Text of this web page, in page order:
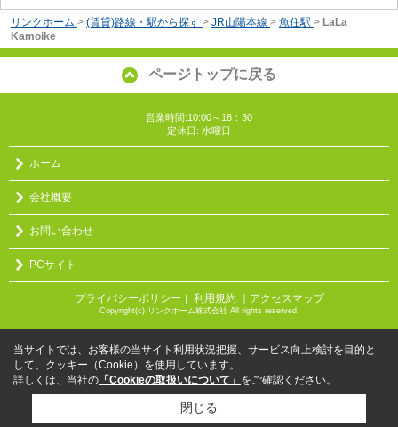
リンクホーム > (賃貸)路線・駅から探す > JR山陽本線 > 魚住駅 > LaLa
Kamoike
ページトップに戻る
営業時間:10:00～18：30
定休日: 水曜日
ホーム
会社概要
お問い合わせ
PCサイト
プライバシーポリシー 利用規約 ｜アクセスマップ
Copyright(c) リンクホーム株式会社 All rights reserved.
当サイトでは、お客様の当サイト利用状況把握、サービス向上検討を目的と
して、クッキー（Cookie）を使用しています。
詳しくは、当社の 「Cookieの取扱いについて」 をご確認ください。
閉じる